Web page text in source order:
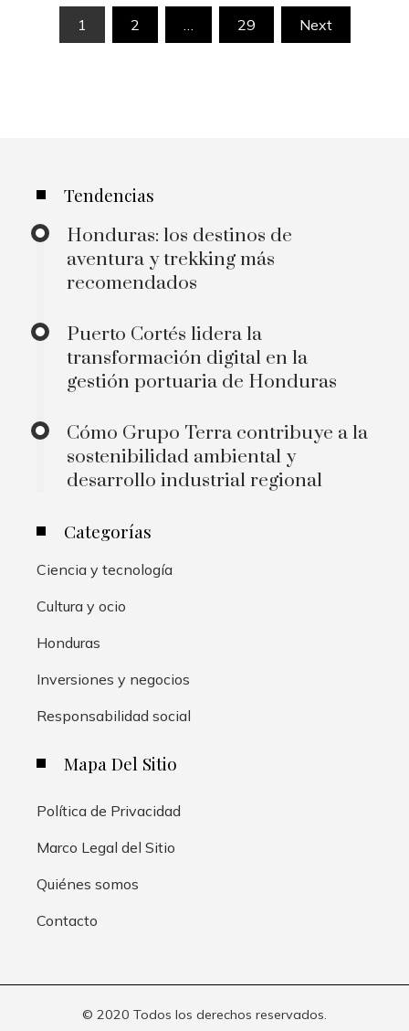
Paginación
1 2 … 29 Next
Tendencias
Honduras: los destinos de
aventura y trekking más
recomendados
Puerto Cortés lidera la
transformación digital en la
gestión portuaria de Honduras
Cómo Grupo Terra contribuye a la
sostenibilidad ambiental y
desarrollo industrial regional
Categorías
Ciencia y tecnología
Cultura y ocio
Honduras
Inversiones y negocios
Responsabilidad social
Mapa Del Sitio
Política de Privacidad
Marco Legal del Sitio
Quiénes somos
Contacto
© 2020 Todos los derechos reservados.